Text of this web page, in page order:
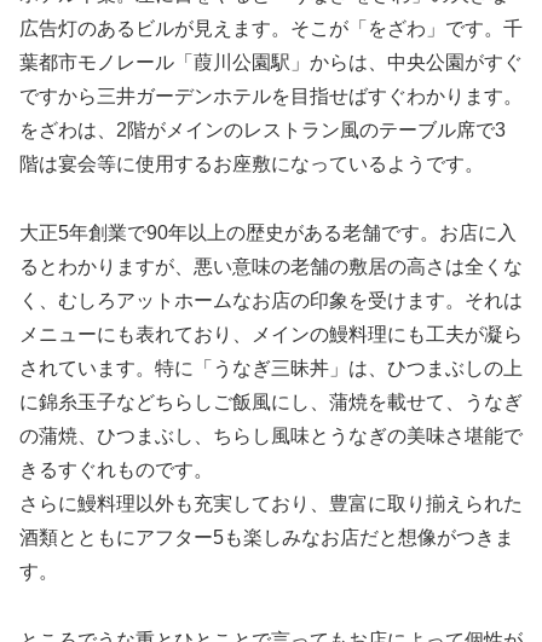
広告灯のあるビルが見えます。そこが「をざわ」です。千
葉都市モノレール「葭川公園駅」からは、中央公園がすぐ
ですから三井ガーデンホテルを目指せばすぐわかります。
をざわは、2階がメインのレストラン風のテーブル席で3
階は宴会等に使用するお座敷になっているようです。
大正5年創業で90年以上の歴史がある老舗です。お店に入
るとわかりますが、悪い意味の老舗の敷居の高さは全くな
く、むしろアットホームなお店の印象を受けます。それは
メニューにも表れており、メインの鰻料理にも工夫が凝ら
されています。特に「うなぎ三昧丼」は、ひつまぶしの上
に錦糸玉子などちらしご飯風にし、蒲焼を載せて、うなぎ
の蒲焼、ひつまぶし、ちらし風味とうなぎの美味さ堪能で
きるすぐれものです。
さらに鰻料理以外も充実しており、豊富に取り揃えられた
酒類とともにアフター5も楽しみなお店だと想像がつきま
す。